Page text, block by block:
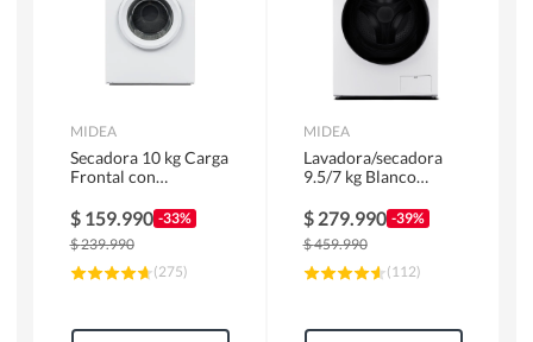
MIDEA
Secadora 10 kg Carga
Frontal con
MD100A100/W2
$ 159.990 -33%
$239.990
(275)
MIDEA
Lavadora/secadora
9.5/7 kg Blanco
$ 279.990 -39%
$459.990
(112)